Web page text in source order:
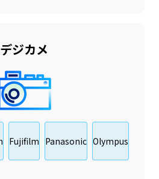
デジカメ
Fujifilm Panasonic Olympus